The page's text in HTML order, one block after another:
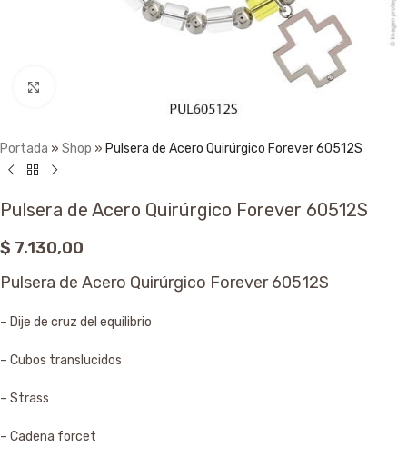
Portada » Shop » Pulsera de Acero Quirúrgico Forever 60512S
Pulsera de Acero Quirúrgico Forever 60512S
$ 7.130,00
Pulsera de Acero Quirúrgico Forever 60512S
– Dije de cruz del equilibrio
– Cubos translucidos
– Strass
– Cadena forcet